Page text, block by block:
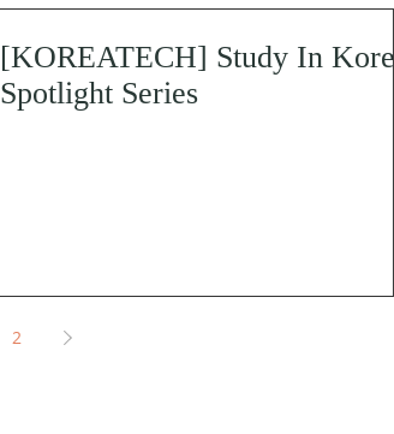
[KOREATECH] Study In Korea
Spotlight Series
2